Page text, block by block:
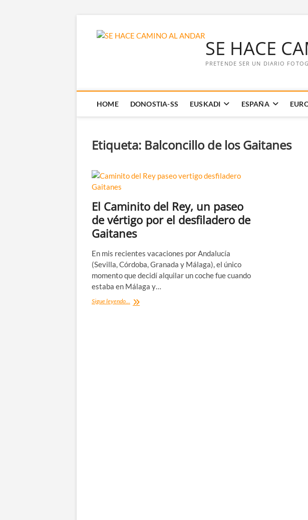
SE HACE
PRETENDE SER UN DIARIO
HOME DONOSTIA-SS EUSKADI ESPAÑA
Etiqueta: Balconcillo de los Gaitanes
El Caminito del Rey, un paseo
de vértigo por el desfiladero de
Gaitanes
En mis recientes vacaciones por Andalucía
(Sevilla, Córdoba, Granada y Málaga), el único
momento que decidí alquilar un coche fue cuando
estaba en Málaga y…
Sigue leyendo... El